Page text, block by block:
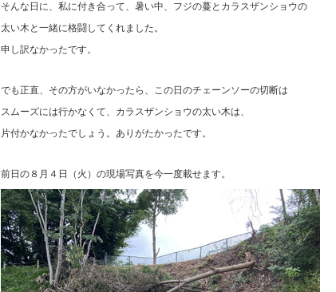
そんな日に、私に付き合って、暑い中、フジの蔓とカラスザンショウの
太い木と一緒に格闘してくれました。
申し訳なかったです。
でも正直、その方がいなかったら、この日のチェーンソーの切断は
スムーズには行かなくて、カラスザンショウの太い木は、
片付かなかったでしょう。ありがたかったです。
前日の８月４日（火）の現場写真を今一度載せます。